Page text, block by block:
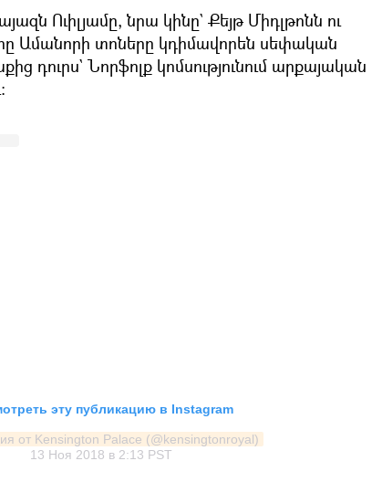
Ուիլյամը, նրա կինը` Քեյթ Միդլթոնն ու
Ամանորի տոները կդիմավորեն սեփական
դուրս` Նորֆոլք կոմսությունում արքայական
эту публикацию в Instagram
от Kensington Palace (@kensingtonroyal)
13 Ноя 2018 в 2:13 PST